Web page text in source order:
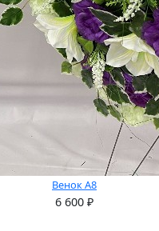
Венок А8
6 600 ₽